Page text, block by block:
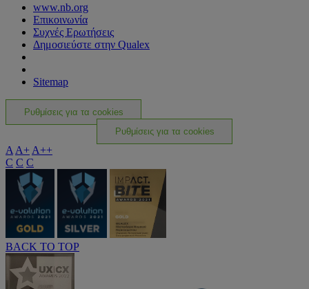
www.nb.org
Επικοινωνία
Συχνές Ερωτήσεις
Δημοσιεύστε στην Qualex
Sitemap
Ρυθμίσεις για τα cookies
Ρυθμίσεις για τα cookies
A A+ A++
C C C
BACK TO TOP